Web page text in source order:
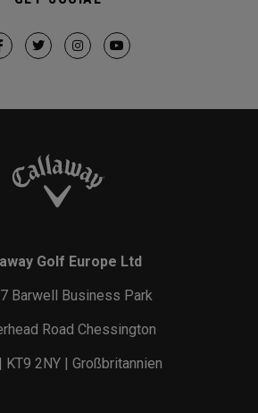
Golf Europe Ltd
Barwell Business Park
Road Chessington
KT9 2NY | Großbritannien